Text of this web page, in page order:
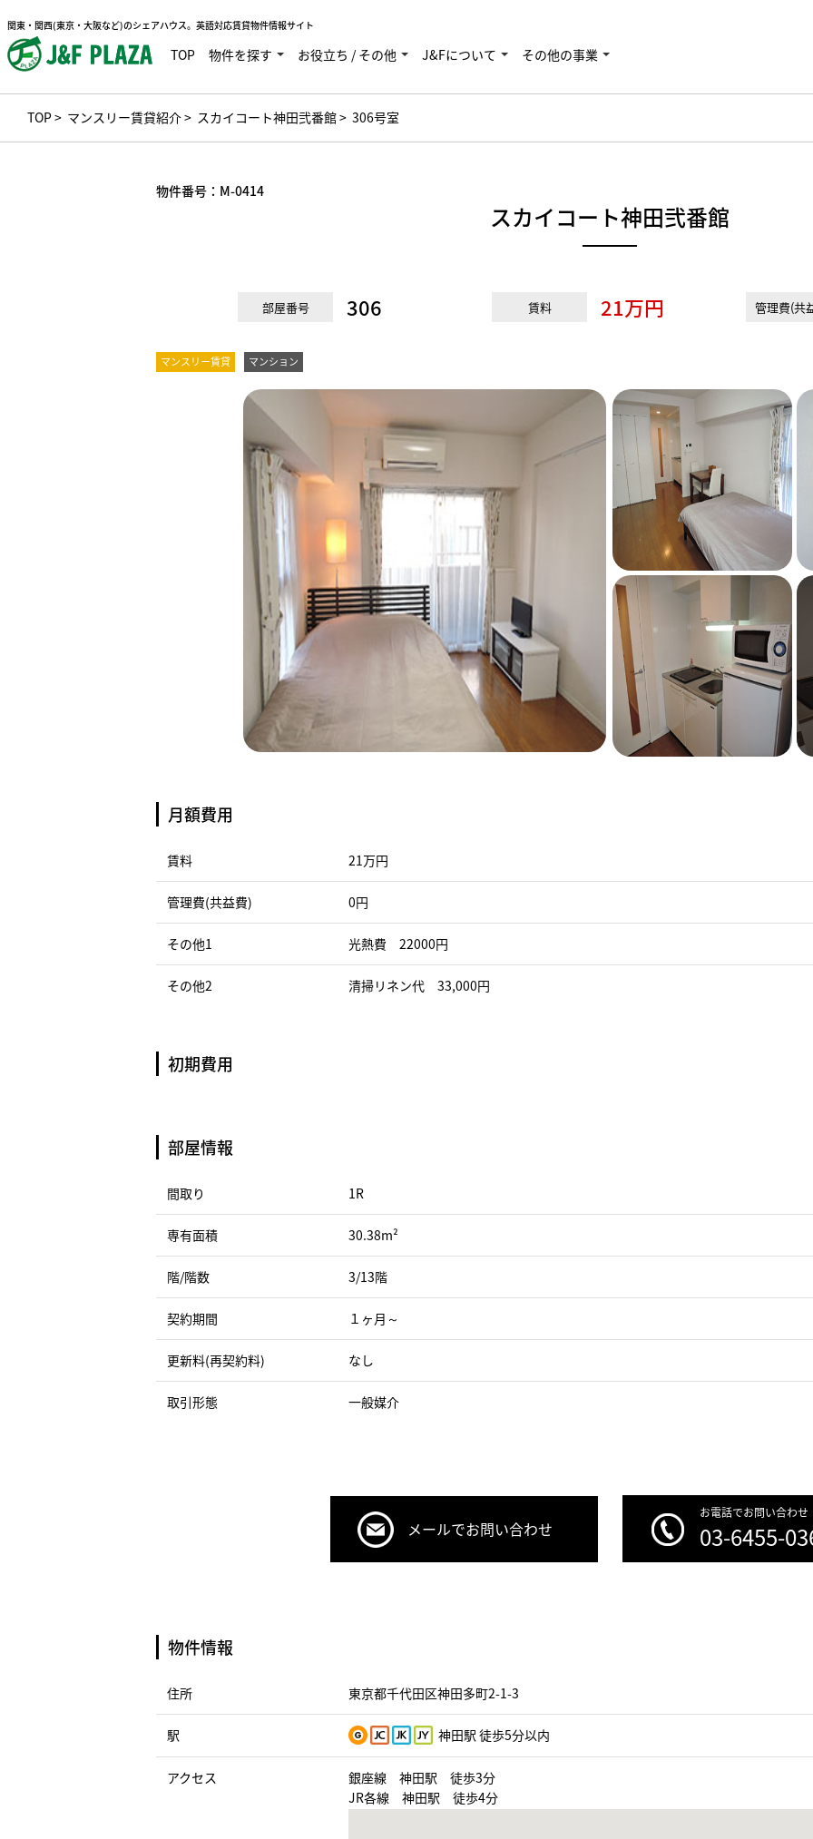
関東・関西(東京・大阪など)のシェアハウス。英語対応賃貸物件情報サイト
TOP 物件を探す お役立ち / その他 J&Fについて その他の事業
TOP> マンスリー賃貸紹介> スカイコート神田弐番館> 306号室
物件番号： M-0414
スカイコート神田弐番館
部屋番号 306 賃料 21万円 管理費(共
マンスリー賃貸 マンション
月額費用
賃料 21万円
管理費(共益費) 0円
その他1 光熱費 22000円
その他2 清掃リネン代 33,000円
初期費用
部屋情報
間取り 1R
専有面積 30.38m²
階/階数 3/13階
契約期間 １ヶ月～
更新料(再契約料) なし
取引形態 一般媒介
メールでお問い合わせ
お電話でお問い合わせ
03-6455-
物件情報
住所 東京都千代田区神田多町2-1-3
駅 神田駅 徒歩5分以内
アクセス
銀座線 神田駅 徒歩3分
JR各線 神田駅 徒歩4分